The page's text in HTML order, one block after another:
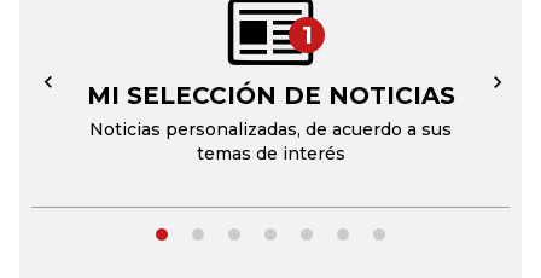
1
MI SELECCIÓN DE NOTICIAS
Noticias personalizadas, de acuerdo a sus
temas de interés
← →